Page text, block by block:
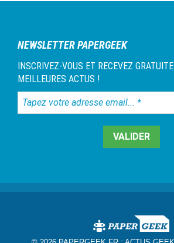
NEWSLETTER PAPERGEEK
INSCRIVEZ-VOUS ET RECEVEZ
MEILLEURES ACTUS !
Tapez
votre